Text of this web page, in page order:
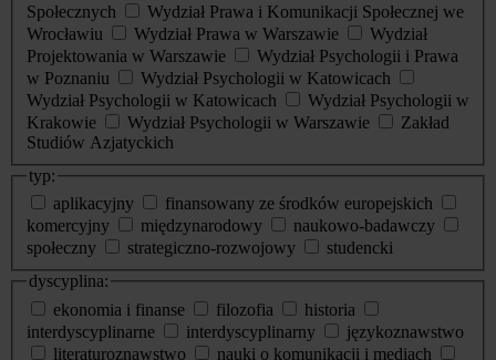
Społecznych
Wydział Prawa i Komunikacji Społecznej we
Wrocławiu
Wydział Prawa w Warszawie
Wydział
Projektowania w Warszawie
Wydział Psychologii i Prawa
w Poznaniu
Wydział Psychologii w Katowicach
Wydział Psychologii w Katowicach
Wydział Psychologii w
Krakowie
Wydział Psychologii w Warszawie
Zakład
Studiów Azjatyckich
typ:
aplikacyjny
finansowany ze środków europejskich
komercyjny
międzynarodowy
naukowo-badawczy
społeczny
strategiczno-rozwojowy
studencki
dyscyplina:
ekonomia i finanse
filozofia
historia
interdyscyplinarne
interdyscyplinarny
językoznawstwo
literaturoznawstwo
nauki o komunikacji i mediach